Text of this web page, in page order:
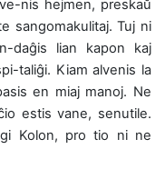
nis hejmen, preskaŭ
sangomakulitaj. Tuj ni
daĝis lian kapon kaj
taliĝi. Kiam alvenis la
en miaj manoj. Ne
estis vane, senutile.
Kolon, pro tio ni ne